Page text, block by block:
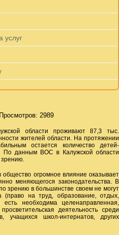
услуг
Просмотров: 2989
области проживают 87,3 тыс.
жителей области. На протяжении
остается количество детей-
По данным ВОС в Калужской области
зрению.
огромное влияние оказывает
меняющегося законодательства. В
зрению в большинстве своем не могут
(право на труд, образование, отдых,
необходима целенаправленная,
деятельность среди
учащихся школ-интернатов, других